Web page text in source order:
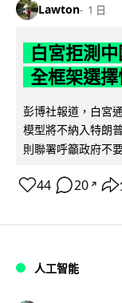
Lawton 1 日
白宮拒測
全框架選
彭博社報道，白宮
模型將不納入特朗
則聯署呼籲政府不
44 20 ↗
人工智能